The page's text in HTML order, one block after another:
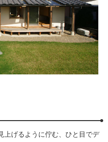
げるように佇む、ひと目でデ